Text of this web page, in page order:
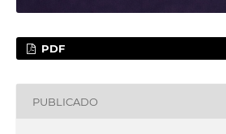
PDF
PUBLICADO